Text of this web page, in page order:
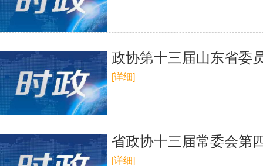
政协第十三届山东省委
[详细]
省政协十三届常委会第
[详细]